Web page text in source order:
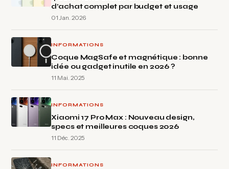
d’achat complet par budget et usage
01 Jan. 2026
INFORMATIONS
Coque MagSafe et magnétique : bonne
idée ou gadget inutile en 2026 ?
11 Mai. 2025
INFORMATIONS
Xiaomi 17 Pro Max : Nouveau design,
specs et meilleures coques 2026
11 Déc. 2025
INFORMATIONS